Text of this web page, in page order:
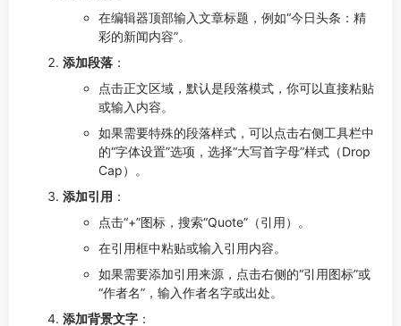
在编辑器顶部输入文章标题，例如“今日头条：精
彩的新闻内容”。
添加段落 ：
点击正文区域，默认是段落模式，你可以直接粘贴
或输入内容。
如果需要特殊的段落样式，可以点击右侧工具栏中
的“字体设置”选项，选择“大写首字母”样式（Drop
Cap）。
添加引用 ：
点击“+”图标，搜索“Quote”（引用）。
在引用框中粘贴或输入引用内容。
如果需要添加引用来源，点击右侧的“引用图标”或
“作者名”，输入作者名字或出处。
添加背景文字 ：